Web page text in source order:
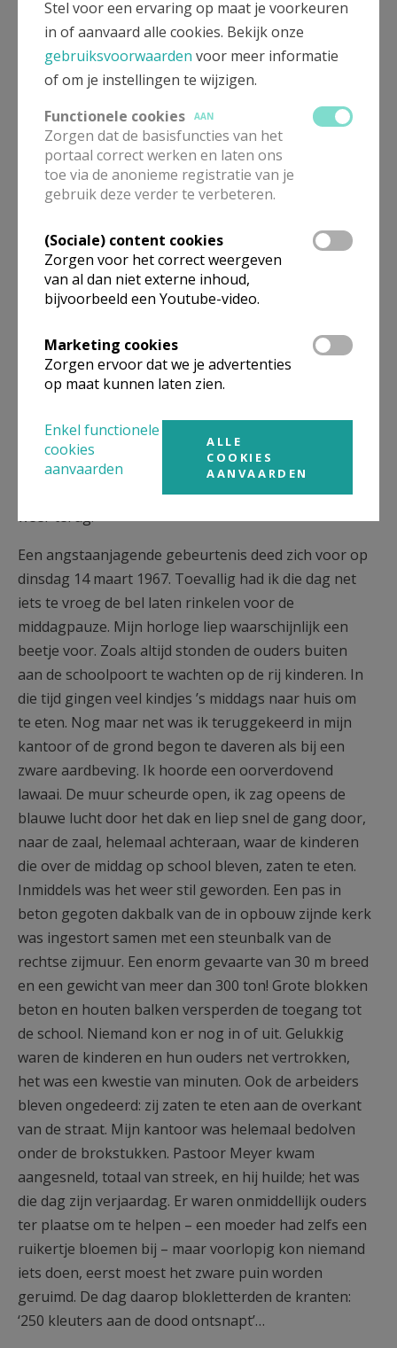
de zaal moest tot kleuterklas worden omgevormd.
We beslisten om nog slechts kleuters van de eigen
parochie in te schrijven. Vanwege de toestroom van
Steenweg vanaf september 1963 geen jongens meer
in het eerste leerjaar, en de wijkschool moest deze
beslissing volgen. In 1968 telde het eerste leerjaar 34
en het tweede leerjaar 35 leerlingen. Haast alle
zes jaar (tot 1966) in het wijkschooltje, daarna werd
ze overgeplaatst.
Tot 1972 hadden we geen telefoon op school. Bij
was of een gasradiator defect, ging ik – de directrice
– via het zijpoortje naar de pastorie om daar te
telefoneren. Was er een kindje ziek of gebeurde er
een valpartij, dan kon ik meteen terecht bij dokter
Vermeulen in de Pater Verbiststraat. We werden
altijd vriendelijk ontvangen en kundig geholpen, en
indien nodig bracht hij ons naar het ziekenhuis en
weer terug.
Een angstaanjagende gebeurtenis deed zich voor op
dinsdag 14 maart 1967. Toevallig had ik die dag net
iets te vroeg de bel laten rinkelen voor de
middagpauze. Mijn horloge liep waarschijnlijk een
beetje voor. Zoals altijd stonden de ouders buiten
aan de schoolpoort te wachten op de rij kinderen. In
die tijd gingen veel kindjes ’s middags naar huis om
te eten. Nog maar net was ik teruggekeerd in mijn
kantoor of de grond begon te daveren als bij een
zware aardbeving. Ik hoorde een oorverdovend
lawaai. De muur scheurde open, ik zag opeens de
blauwe lucht door het dak en liep snel de gang door,
naar de zaal, helemaal achteraan, waar de kinderen
die over de middag op school bleven, zaten te eten.
Inmiddels was het weer stil geworden. Een pas in
beton gegoten dakbalk van de in opbouw zijnde kerk
was ingestort samen met een steunbalk van de
rechtse zijmuur. Een enorm gevaarte van 30 m breed
en een gewicht van meer dan 300 ton! Grote blokken
beton en houten balken versperden de toegang tot
de school. Niemand kon er nog in of uit. Gelukkig
waren de kinderen en hun ouders net vertrokken,
het was een kwestie van minuten. Ook de arbeiders
bleven ongedeerd: zij zaten te eten aan de overkant
van de straat. Mijn kantoor was helemaal bedolven
onder de brokstukken. Pastoor Meyer kwam
aangesneld, totaal van streek, en hij huilde; het was
die dag zijn verjaardag. Er waren onmiddellijk ouders
ter plaatse om te helpen – een moeder had zelfs een
ruikertje bloemen bij – maar voorlopig kon niemand
iets doen, eerst moest het zware puin worden
geruimd. De dag daarop blokletterden de kranten:
‘250 kleuters aan de dood ontsnapt’…
Stel voor een ervaring op maat je voorkeuren
in of aanvaard alle cookies. Bekijk onze
gebruiksvoorwaarden voor meer informatie
of om je instellingen te wijzigen.
Functionele cookies
AAN
Zorgen dat de basisfuncties van het
portaal correct werken en laten ons
toe via de anonieme registratie van je
gebruik deze verder te verbeteren.
(Sociale) content cookies
Zorgen voor het correct weergeven
van al dan niet externe inhoud,
bijvoorbeeld een Youtube-video.
Marketing cookies
Zorgen ervoor dat we je advertenties
op maat kunnen laten zien.
Enkel functionele
cookies
aanvaarden
ALLE
COOKIES
AANVAARDEN